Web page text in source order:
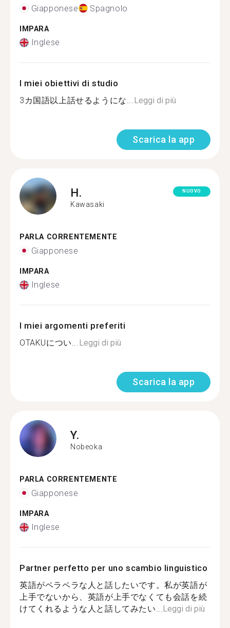
Giapponese Spagnolo
IMPARA
Inglese
I miei obiettivi di studio
3カ国語以上話せるようにな...Leggi di più
Scarica la app
H.
Kawasaki
NUOVO
PARLA CORRENTEMENTE
Giapponese
IMPARA
Inglese
I miei argomenti preferiti
OTAKUについ...Leggi di più
Scarica la app
Y.
Nobeoka
PARLA CORRENTEMENTE
Giapponese
IMPARA
Inglese
Partner perfetto per uno scambio linguistico
英語がペラペラな人と話したいです。私が英語が
上手でないから、英語が上手でなくても会話を続
けてくれるような人と話してみたい...Leggi di più